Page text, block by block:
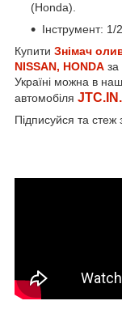
(Honda).
Інструмент: 1/
Купити Знімач
NISSAN, HONDA за
Україні можна в
автомобіля
Підписуйся та стеж